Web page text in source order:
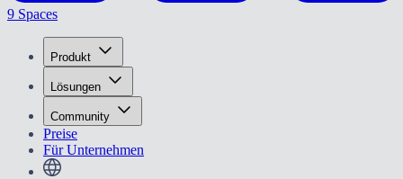
9 Spaces
Produkt
Lösungen
Community
Preise
Für Unternehmen